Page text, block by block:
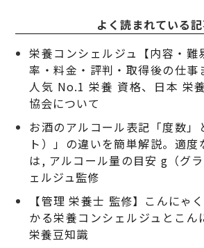
よく読まれている
栄養コンシェルジュ【内容・難
率・料金・評判・取得後の仕事
人気 No.1 栄養 資格、日本 栄
協会について
お酒のアルコール表記「度数」
ト）」の違いを簡単解説。適度
は, アルコール量の目安 g（グ
ェルジュ監修
【管理 栄養士 監修】こんにゃ
かる栄養コンシェルジュとこん
栄養豆知識